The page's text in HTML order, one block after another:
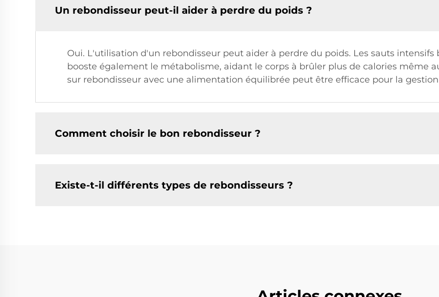
Un rebondisseur peut-il aider à perdre du poids ?
Oui. L'utilisation d'un rebondisseur peut aider à perdre du poids. Les sauts intensifs
booste également le métabolisme, aidant le corps à brûler plus de calories même
sur rebondisseur avec une alimentation équilibrée peut être efficace pour la
Comment choisir le bon rebondisseur ?
Existe-t-il différents types de rebondisseurs ?